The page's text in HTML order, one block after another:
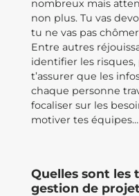
nombreux mais
non plus. Tu vas
tu ne vas pas chômer
Entre autres
identifier les
t’assurer que les
chaque personne
focaliser sur les
motiver tes
Quelles sont les
gestion de